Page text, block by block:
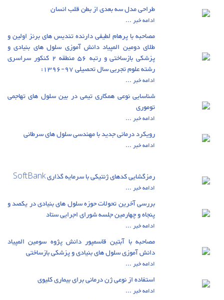
طراحی مدل سه بعدی از بطن قلب انسان
ادامه خبر ...
مصاحبه با پرهام لطیفی دارنده تندیس های برنز اولین و
طلای دومین المپیاد دانش آموزی سلول های بنیادی و
پزشکی بازساختی و رتبه 56 منطقه 2 کنکور سراسری
رشته علوم تجربی سال تحصیلی 97-1396:
ادامه خبر ...
شناسایی نوعی همکاری تیمی در بین سلول های تهاجمی
توموری
ادامه خبر ...
رویکرد درمانی جدید با مهندسی سلول های سرطانی
ادامه خبر ...
رمزگشایی کدهای ژنتیکی با سرمایه گذاری SoftBank
ادامه خبر ...
بررسی آخرین تحولات حوزه سلول های بنیادی در یکصد و
پنجاه و چهارمین جلسه شورای اجرایی ستاد
ادامه خبر ...
مصاحبه با آبتین قاسمپور دانش پژوه سومین المپیاد
دانش آموزی سلول های بنیادی و پزشکی بازساختی
ادامه خبر ...
استفاده از نوعی ژن درمانی برای بیماری کلیوی
ادامه خبر ...